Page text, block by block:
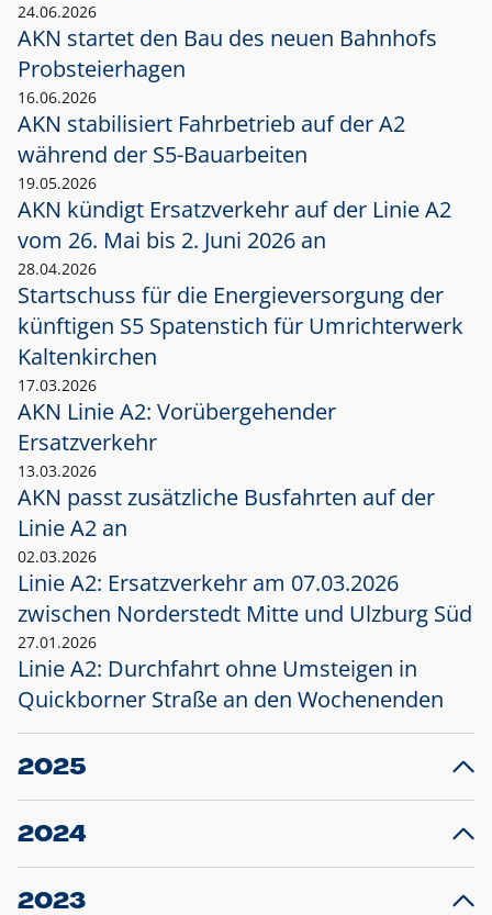
24.06.2026
AKN startet den Bau des neuen Bahnhofs
Probsteierhagen
16.06.2026
AKN stabilisiert Fahrbetrieb auf der A2
während der S5-Bauarbeiten
19.05.2026
AKN kündigt Ersatzverkehr auf der Linie A2
vom 26. Mai bis 2. Juni 2026 an
28.04.2026
Startschuss für die Energieversorgung der
künftigen S5 Spatenstich für Umrichterwerk
Kaltenkirchen
17.03.2026
AKN Linie A2: Vorübergehender
Ersatzverkehr
13.03.2026
AKN passt zusätzliche Busfahrten auf der
Linie A2 an
02.03.2026
Linie A2: Ersatzverkehr am 07.03.2026
zwischen Norderstedt Mitte und Ulzburg Süd
27.01.2026
Linie A2: Durchfahrt ohne Umsteigen in
Quickborner Straße an den Wochenenden
2025
23.12.2025
Projekt S5: Start der Bauarbeiten am
2024
10.12.2024
Großprojekt S5: Sperrung der Bahnstraße in
2023